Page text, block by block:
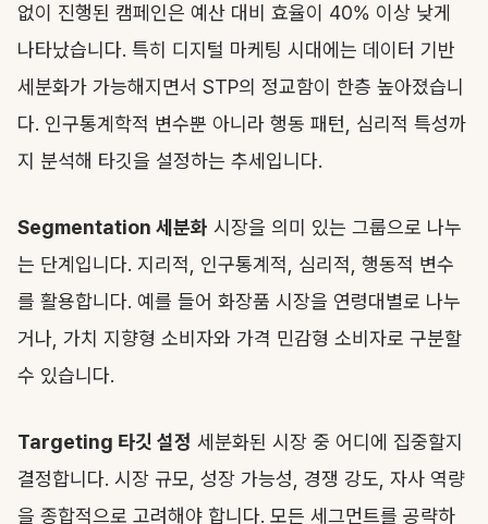
없이 진행된 캠페인은 예산 대비 효율이 40% 이상 낮게
나타났습니다. 특히 디지털 마케팅 시대에는 데이터 기반
세분화가 가능해지면서 STP의 정교함이 한층 높아졌습니
다. 인구통계학적 변수뿐 아니라 행동 패턴, 심리적 특성까
지 분석해 타깃을 설정하는 추세입니다.
Segmentation 세분화 시장을 의미 있는 그룹으로 나누
는 단계입니다. 지리적, 인구통계적, 심리적, 행동적 변수
를 활용합니다. 예를 들어 화장품 시장을 연령대별로 나누
거나, 가치 지향형 소비자와 가격 민감형 소비자로 구분할
수 있습니다.
Targeting 타깃 설정 세분화된 시장 중 어디에 집중할지
결정합니다. 시장 규모, 성장 가능성, 경쟁 강도, 자사 역량
을 종합적으로 고려해야 합니다. 모든 세그먼트를 공략하